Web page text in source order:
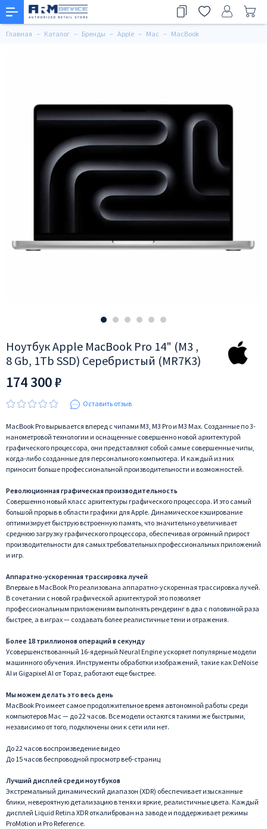
Главная Каталог Бренды Apple Mac MacBook
Ноутбук Apple MacBook Pro 14" (M3 ,
8 Gb, 1Tb SSD) Серебристый (MR7K3)
174 300 ₽
Оставить отзыв
MacBook Pro вырывается вперед с чипами M3, M3 Pro и M3 Max. Созданные по 3-
нанометровой технологии и оснащенные совершенно новой архитектурой
графического процессора, они представляют собой самые совершенные чипы,
когда-либо созданные для персонального компьютера. И каждый из них
приносит больше профессиональной производительности и возможностей.
Революционная графическая производительность
Совершенно новый класс архитектуры графического процессора. И это самый
большой прорыв в области графики для Apple. Динамическое кэширование
оптимизирует быструю встроенную память, что значительно увеличивает
среднюю загрузку графического процессора, обеспечивая огромный прирост
производительности для самых требовательных профессиональных приложений
и игр.
Аппаратно-ускоренная трассировка лучей
Впервые в MacBook Pro реализована аппаратно-ускоренная трассировка лучей.
В сочетании с новой графической архитектурой это позволяет
профессиональным приложениям выполнять рендеринг в два с половиной раза
быстрее, а в играх — создавать более реалистичные тени и отражения.
Более 18 триллионов операций в секунду
Усовершенствованный 16-ядерный Neural Engine ускоряет популярные модели
машинного обучения. Инструменты обработки изображений, такие как DeNoise
AI и Gigapixel AI от Topaz, работают еще быстрее.
Мы можем делать это весь день
MacBook Pro имеет самое продолжительное время автономной работы среди
компьютеров Mac — до 22 часов. Все модели остаются такими же быстрыми,
независимо от того, подключены они к сети или нет.
До 22 часов воспроизведение видео
До 15 часов беспроводной просмотр веб-страниц
Лучший дисплей среди ноутбуков
Экстремальный динамический диапазон (XDR) обеспечивает изысканные
блики, невероятную детализацию в тенях и яркие, реалистичные цвета. Каждый
дисплей Liquid Retina XDR откалиброван на заводе и поддерживает режимы
ProMotion и Pro Reference.